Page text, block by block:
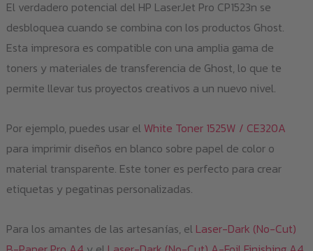
El verdadero potencial del HP LaserJet Pro CP1523n se
desbloquea cuando se combina con los productos Ghost.
Esta impresora es compatible con una amplia gama de
toners y materiales de transferencia de Ghost, lo que te
permite llevar tus proyectos creativos a un nuevo nivel.
Por ejemplo, puedes usar el White Toner 1525W / CE320A
para imprimir diseños en blanco sobre papel de color o
material transparente. Este toner es perfecto para crear
etiquetas y pegatinas personalizadas.
Para los amantes de las artesanías, el Laser-Dark (No-Cut)